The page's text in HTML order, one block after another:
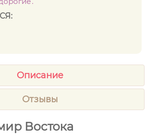
Описание
Отзывы
Востока